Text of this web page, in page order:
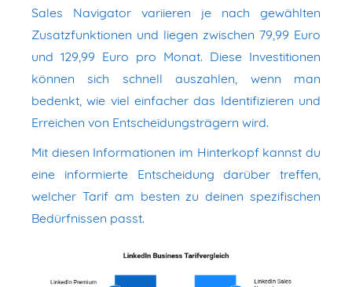
Sales Navigator variieren je nach gewählten
Zusatzfunktionen und liegen zwischen 79,99 Euro
und 129,99 Euro pro Monat. Diese Investitionen
können sich schnell auszahlen, wenn man
bedenkt, wie viel einfacher das Identifizieren und
Erreichen von Entscheidungsträgern wird.
Mit diesen Informationen im Hinterkopf kannst du
eine informierte Entscheidung darüber treffen,
welcher Tarif am besten zu deinen spezifischen
Bedürfnissen passt.